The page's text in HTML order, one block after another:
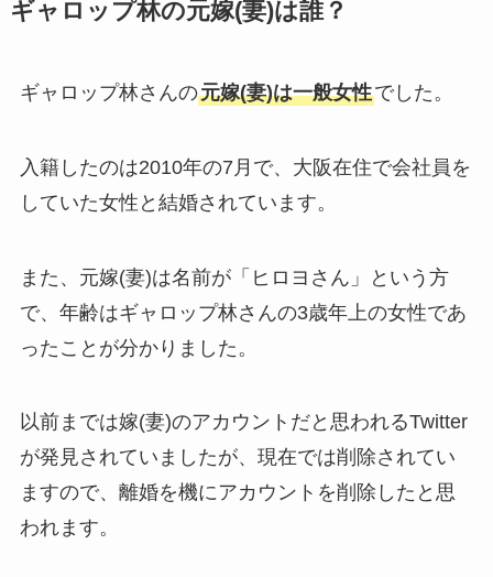
ギャロップ林の元嫁(妻)は誰？
ギャロップ林さんの元嫁(妻)は一般女性でした。
入籍したのは2010年の7月で、大阪在住で会社員を
していた女性と結婚されています。
また、元嫁(妻)は名前が「ヒロヨさん」という方
で、年齢はギャロップ林さんの3歳年上の女性であ
ったことが分かりました。
以前までは嫁(妻)のアカウントだと思われるTwitter
が発見されていましたが、現在では削除されてい
ますので、離婚を機にアカウントを削除したと思
われます。